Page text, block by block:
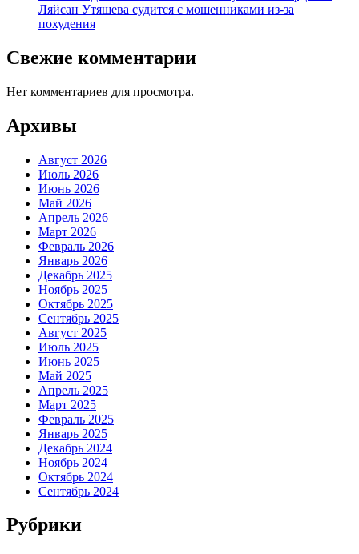
Ляйсан Утяшева судится с мошенниками из-за
похудения
Свежие комментарии
Нет комментариев для просмотра.
Архивы
Август 2026
Июль 2026
Июнь 2026
Май 2026
Апрель 2026
Март 2026
Февраль 2026
Январь 2026
Декабрь 2025
Ноябрь 2025
Октябрь 2025
Сентябрь 2025
Август 2025
Июль 2025
Июнь 2025
Май 2025
Апрель 2025
Март 2025
Февраль 2025
Январь 2025
Декабрь 2024
Ноябрь 2024
Октябрь 2024
Сентябрь 2024
Рубрики